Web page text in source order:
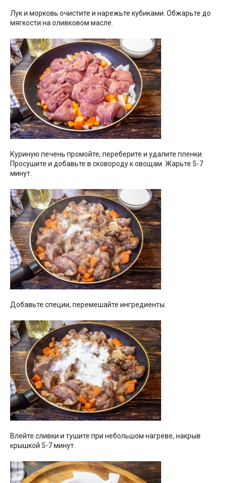
Лук и морковь очистите и нарежьте кубиками. Обжарьте до
мягкости на оливковом масле.
Куриную печень промойте, переберите и удалите пленки.
Просушите и добавьте в сковороду к овощам. Жарьте 5-7
минут.
Добавьте специи, перемешайте ингредиенты.
Влейте сливки и тушите при небольшом нагреве, накрыв
крышкой 5-7 минут.